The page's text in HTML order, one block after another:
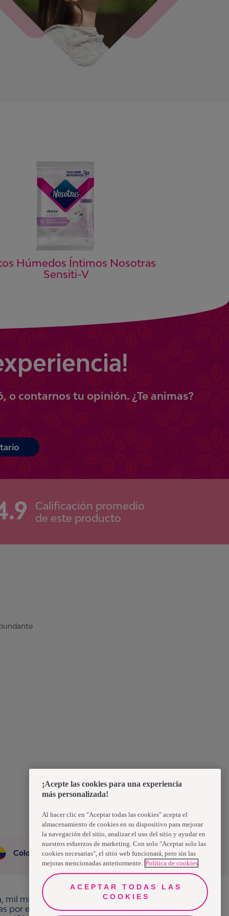
Húmedos Íntimos Nosotras
Sensiti-V
o contarnos tu opinión. ¿Te animas?
Calificación promedio
de este producto
Colombia
millones de personas, en todo el mundo,
por el bienestar en beneficio de consumidores,
¡Acepte las cookies para una experiencia
más personalizada!
Al hacer clic en "Aceptar todas las cookies" acepta el
almacenamiento de cookies en su dispositivo para mejorar
la navegación del sitio, analizar el uso del sitio y ayudar en
nuestros esfuerzos de marketing. Con solo "Aceptar solo las
cookies necesarias", el sitio web funcionará, pero sin las
mejoras mencionadas anteriormente. Política de cookies
ACEPTAR TODAS LAS
COOKIES